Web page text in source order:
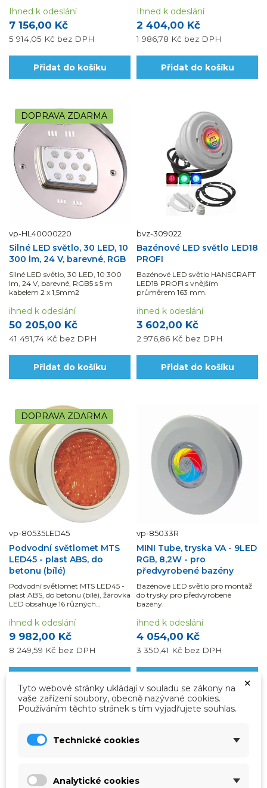
7 156,00 Kč
5 914,05 Kč bez DPH
Ihned k odeslání
Přidat do košíku
2 404,00 Kč
1 986,78 Kč bez DPH
Ihned k odeslání
Přidat do košíku
DOPRAVA ZDARMA
vp-HL40000220
Silné LED světlo, 30 LED, 10
300 lm, 24 V, barevné, RGB
Silné LED světlo, 30 LED, 10 300
lm, 24 V, barevné, RGB5 s 5 m
kabelem 2 x 1,5mm2
50 205,00 Kč
41 491,74 Kč bez DPH
ihned k odeslání
Přidat do košíku
bvz-309022
Bazénové LED světlo LED18
PROFI
Bazénové LED světlo HANSCRAFT
LED18 PROFI s vnějším
průměrem 163 mm.
3 602,00 Kč
2 976,86 Kč bez DPH
ihned k odeslání
Přidat do košíku
DOPRAVA ZDARMA
vp-80535LED45
Podvodní světlomet MTS
LED45 - plast ABS, do
betonu (bílé)
Podvodní světlomet MTS LED45 -
plast ABS, do betonu (bílé), žárovka
LED obsahuje 16 různých
9 982,00 Kč
8 249,59 Kč bez DPH
ihned k odeslání
vp-85033R
MINI Tube, tryska VA - 9LED
RGB, 8,2W - pro
předvyrobené bazény
Bazénové LED světlo pro montáž
do trysky pro předvyrobené
bazény.
4 054,00 Kč
3 350,41 Kč bez DPH
ihned k odeslání
×
Tyto webové stránky ukládají v souladu se zákony na
vaše zařízení soubory, obecně nazývané cookies.
Používáním těchto stránek s tím vyjadřujete souhlas.
Technické cookies
Analytické cookies